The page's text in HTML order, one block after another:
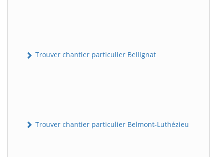
Trouver chantier particulier Bellignat
Trouver chantier particulier Belmont-Luthézieu